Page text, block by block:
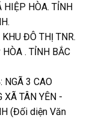
HIỆP HÒA. TỈNH
KHU ĐÔ THỊ TNR.
. TỈNH BẮC
NGÃ 3 CAO
XÃ TÂN YÊN -
(Đối diện Văn